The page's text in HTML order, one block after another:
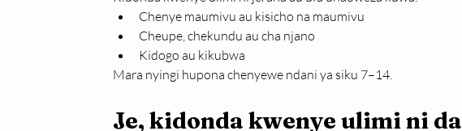
Chenye maumivu au kisicho na maumivu
Cheupe, chekundu au cha njano
Kidogo au kikubwa
Mara nyingi hupona chenyewe ndani ya siku 7–14.
Je, kidonda kwenye ulimi ni